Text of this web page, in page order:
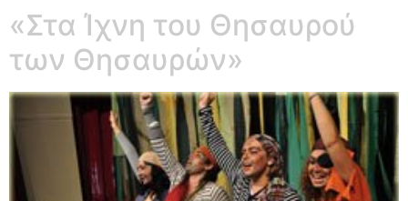
«Στα Ίχνη του Θησαυρού
των Θησαυρών»